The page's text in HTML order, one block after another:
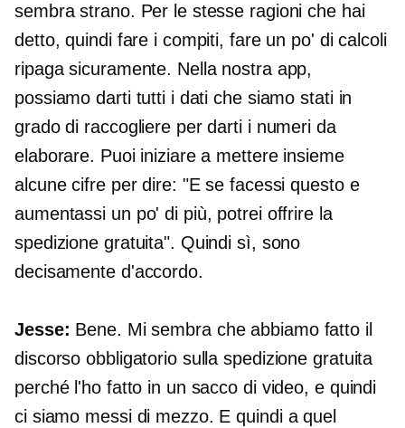
sembra strano. Per le stesse ragioni che hai
detto, quindi fare i compiti, fare un po' di calcoli
ripaga sicuramente. Nella nostra app,
possiamo darti tutti i dati che siamo stati in
grado di raccogliere per darti i numeri da
elaborare. Puoi iniziare a mettere insieme
alcune cifre per dire: "E se facessi questo e
aumentassi un po' di più, potrei offrire la
spedizione gratuita". Quindi sì, sono
decisamente d'accordo.
Jesse: Bene. Mi sembra che abbiamo fatto il
discorso obbligatorio sulla spedizione gratuita
perché l'ho fatto in un sacco di video, e quindi
ci siamo messi di mezzo. E quindi a quel